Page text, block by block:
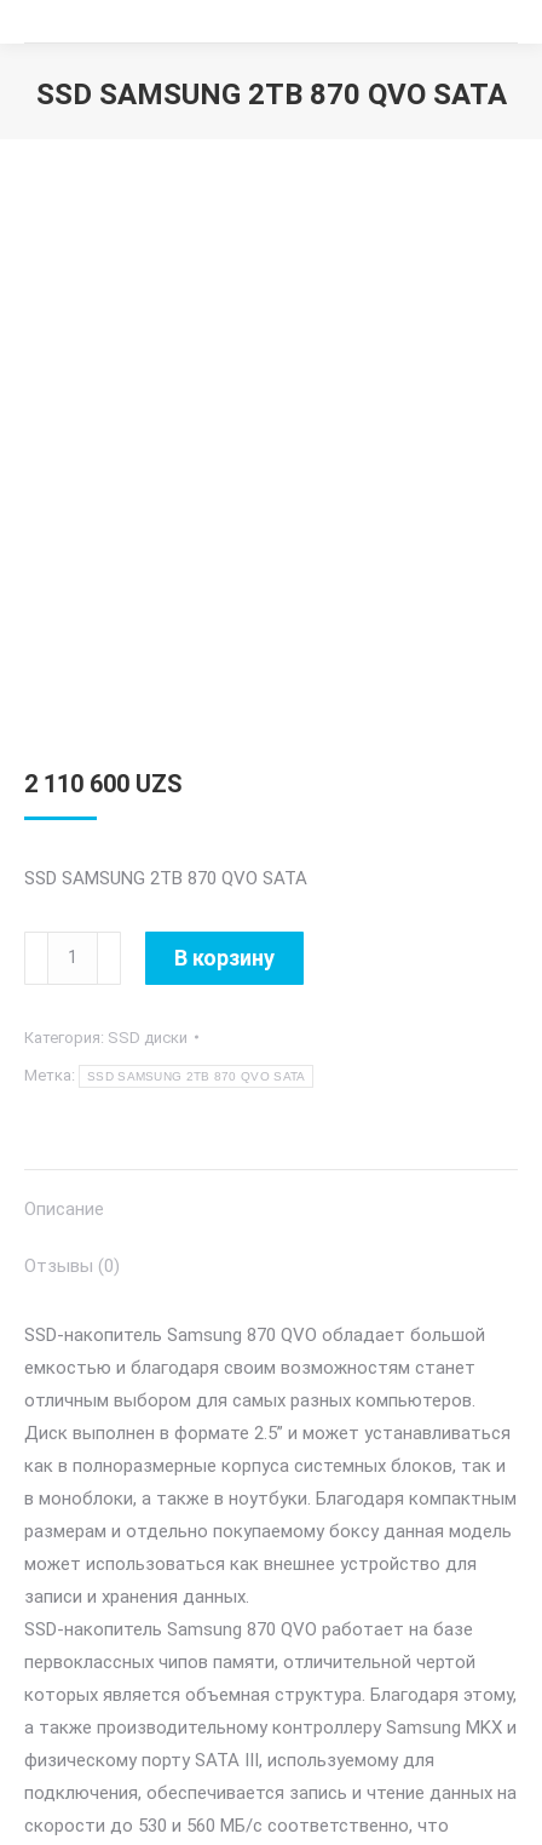
SSD SAMSUNG 2TB 870 QVO SATA
2 110 600 UZS
SSD SAMSUNG 2TB 870 QVO SATA
Количество
товара
SAMSUNG
2TB
SATA
В корзину
Категория: SSD диски
Метка: SSD SAMSUNG 2TB 870 QVO SATA
Описание
Отзывы (0)
SSD-накопитель Samsung 870 QVO обладает большой
емкостью и благодаря своим возможностям станет
отличным выбором для самых разных компьютеров.
Диск выполнен в формате 2.5” и может устанавливаться
как в полноразмерные корпуса системных блоков, так и
в моноблоки, а также в ноутбуки. Благодаря компактным
размерам и отдельно покупаемому боксу данная модель
может использоваться как внешнее устройство для
записи и хранения данных.
SSD-накопитель Samsung 870 QVO работает на базе
первоклассных чипов памяти, отличительной чертой
которых является объемная структура. Благодаря этому,
а также производительному контроллеру Samsung MKX и
физическому порту SATA III, используемому для
подключения, обеспечивается запись и чтение данных на
скорости до 530 и 560 МБ/с соответственно, что